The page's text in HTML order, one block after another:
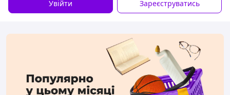
Увійти Зареєструватись